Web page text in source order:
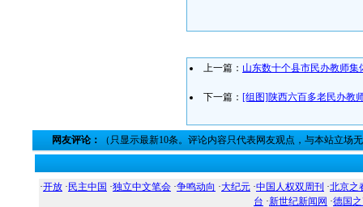
上一篇： 山东数十个县市民办教师集
下一篇： [组图]陕西六百多老民办教
网友评论： （只显示最新10条。评论内容只代表网友观点，与本站立场
·开放 · 民主中国 ·独立中文笔会 ·争鸣动向 ·大纪元 ·中国人权双周刊 ·北京之
台 ·新世纪新闻网 ·德国